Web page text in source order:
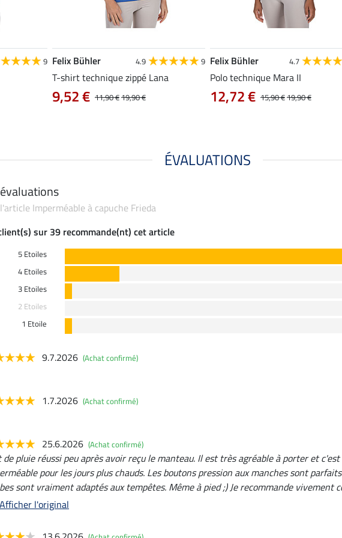
9 Felix Bühler 4.9 9
T-shirt technique zippé Lana
11,90 €19,90 €
9,52 €
Felix Bühler 4.7
Polo technique Mara II
15,90 €19,90 €
12,72 €
ÉVALUATIONS
Imperméable à capuche Frieda
sur 39 recommande(nt) cet article
5 Etoiles
4 Etoiles
3 Etoiles
2 Etoiles
1 Etoile
9.7.2026 (Achat confirmé)
1.7.2026 (Achat confirmé)
25.6.2026 (Achat confirmé)
de pluie réussi peu après avoir reçu le manteau. Il est très agréable à porter et
pour les jours plus chauds. Les boutons pression aux manches sont
sont vraiment adaptés aux tempêtes. Même à pied ;) Je recommande vivement
Afficher l'original